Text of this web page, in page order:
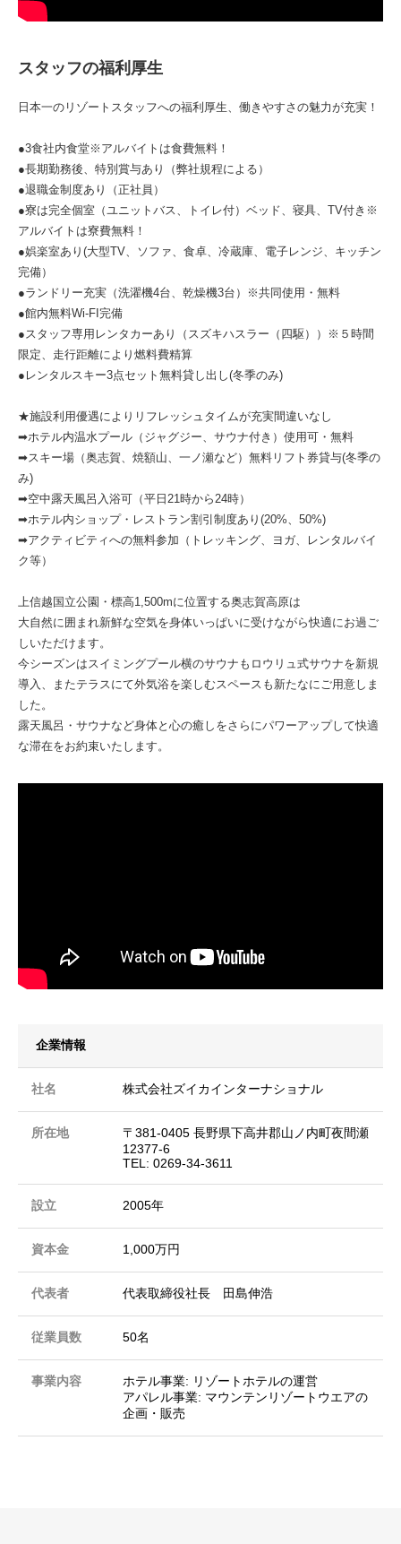
スタッフの福利厚生
日本一のリゾートスタッフへの福利厚生、働きやすさの魅力が充実！
●3食社内食堂※アルバイトは食費無料！
●長期勤務後、特別賞与あり（弊社規程による）
●退職金制度あり（正社員）
●寮は完全個室（ユニットバス、トイレ付）ベッド、寝具、TV付き※
アルバイトは寮費無料！
●娯楽室あり(大型TV、ソファ、食卓、冷蔵庫、電子レンジ、キッチン
完備）
●ランドリー充実（洗濯機4台、乾燥機3台）※共同使用・無料
●館内無料Wi-FI完備
●スタッフ専用レンタカーあり（スズキハスラー（四駆））※５時間
限定、走行距離により燃料費精算
●レンタルスキー3点セット無料貸し出し(冬季のみ)
★施設利用優遇によりリフレッシュタイムが充実間違いなし
➡ホテル内温水プール（ジャグジー、サウナ付き）使用可・無料
➡スキー場（奥志賀、焼額山、一ノ瀬など）無料リフト券貸与(冬季の
み)
➡空中露天風呂入浴可（平日21時から24時）
➡ホテル内ショップ・レストラン割引制度あり(20%、50%)
➡アクティビティへの無料参加（トレッキング、ヨガ、レンタルバイ
ク等）
上信越国立公園・標高1,500mに位置する奥志賀高原は
大自然に囲まれ新鮮な空気を身体いっぱいに受けながら快適にお過ご
しいただけます。
今シーズンはスイミングプール横のサウナもロウリュ式サウナを新規
導入、またテラスにて外気浴を楽しむスペースも新たなにご用意しま
した。
露天風呂・サウナなど身体と心の癒しをさらにパワーアップして快適
な滞在をお約束いたします。
企業情報
社名 株式会社ズイカインターナショナル
所在地
〒381-0405 長野県下高井郡山ノ内町夜間瀬
12377-6
TEL: 0269-34-3611
設立 2005年
資本金 1,000万円
代表者 代表取締役社長 田島伸浩
従業員数 50名
事業内容
ホテル事業: リゾートホテルの運営
アパレル事業: マウンテンリゾートウエアの
企画・販売